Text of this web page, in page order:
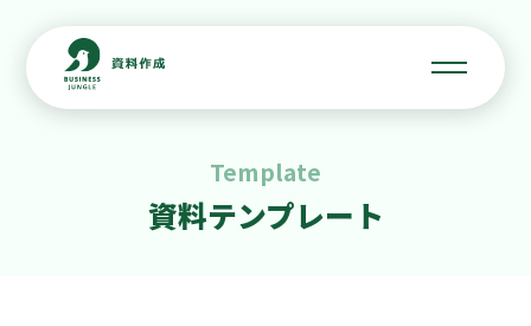
Template
資料テンプレート